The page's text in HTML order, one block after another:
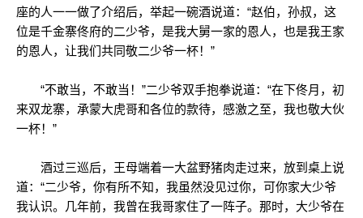
座的人一一做了介绍后，举起一碗酒说道：“赵伯，孙叔，这
位是千金寨佟府的二少爷，是我大舅一家的恩人，也是我王家
的恩人，让我们共同敬二少爷一杯！”
“不敢当，不敢当！”二少爷双手抱拳说道：“在下佟月，初
来双龙寨，承蒙大虎哥和各位的款待，感激之至，我也敬大伙
一杯！”
酒过三巡后，王母端着一大盆野猪肉走过来，放到桌上说
道：“二少爷，你有所不知，我虽然没见过你，可你家大少爷
我认识。几年前，我曾在我哥家住了一阵子。那时，大少爷在